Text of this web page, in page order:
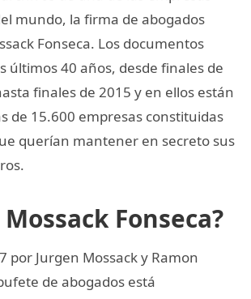
mundo, la firma de abogados
Fonseca. Los documentos
últimos 40 años, desde finales de
finales de 2015 y en ellos están
de 15.600 empresas constituidas
querían mantener en secreto sus
Fonseca?
por Jurgen Mossack y Ramon
de abogados está